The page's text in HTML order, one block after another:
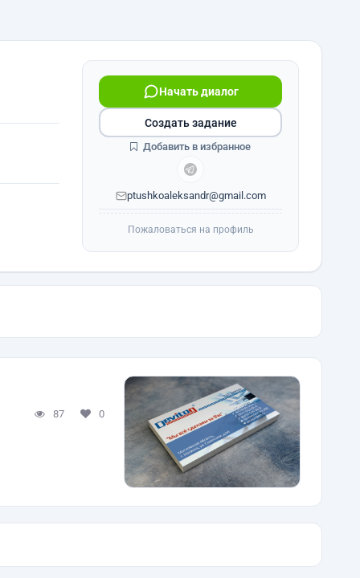
Начать диалог
ptushkoaleksandr@gmail.com
Создать задание
Добавить в избранное
Пожаловаться на профиль
87 0